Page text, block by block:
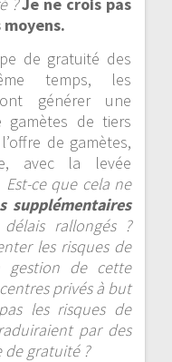
de gratuité des
temps, les
générer une
gamètes de tiers
de gamètes,
avec la levée
Est-ce que cela ne
supplémentaires
rallongés ?
les risques de
gestion de cette
privés à but
les risques de
par des
gratuité ?